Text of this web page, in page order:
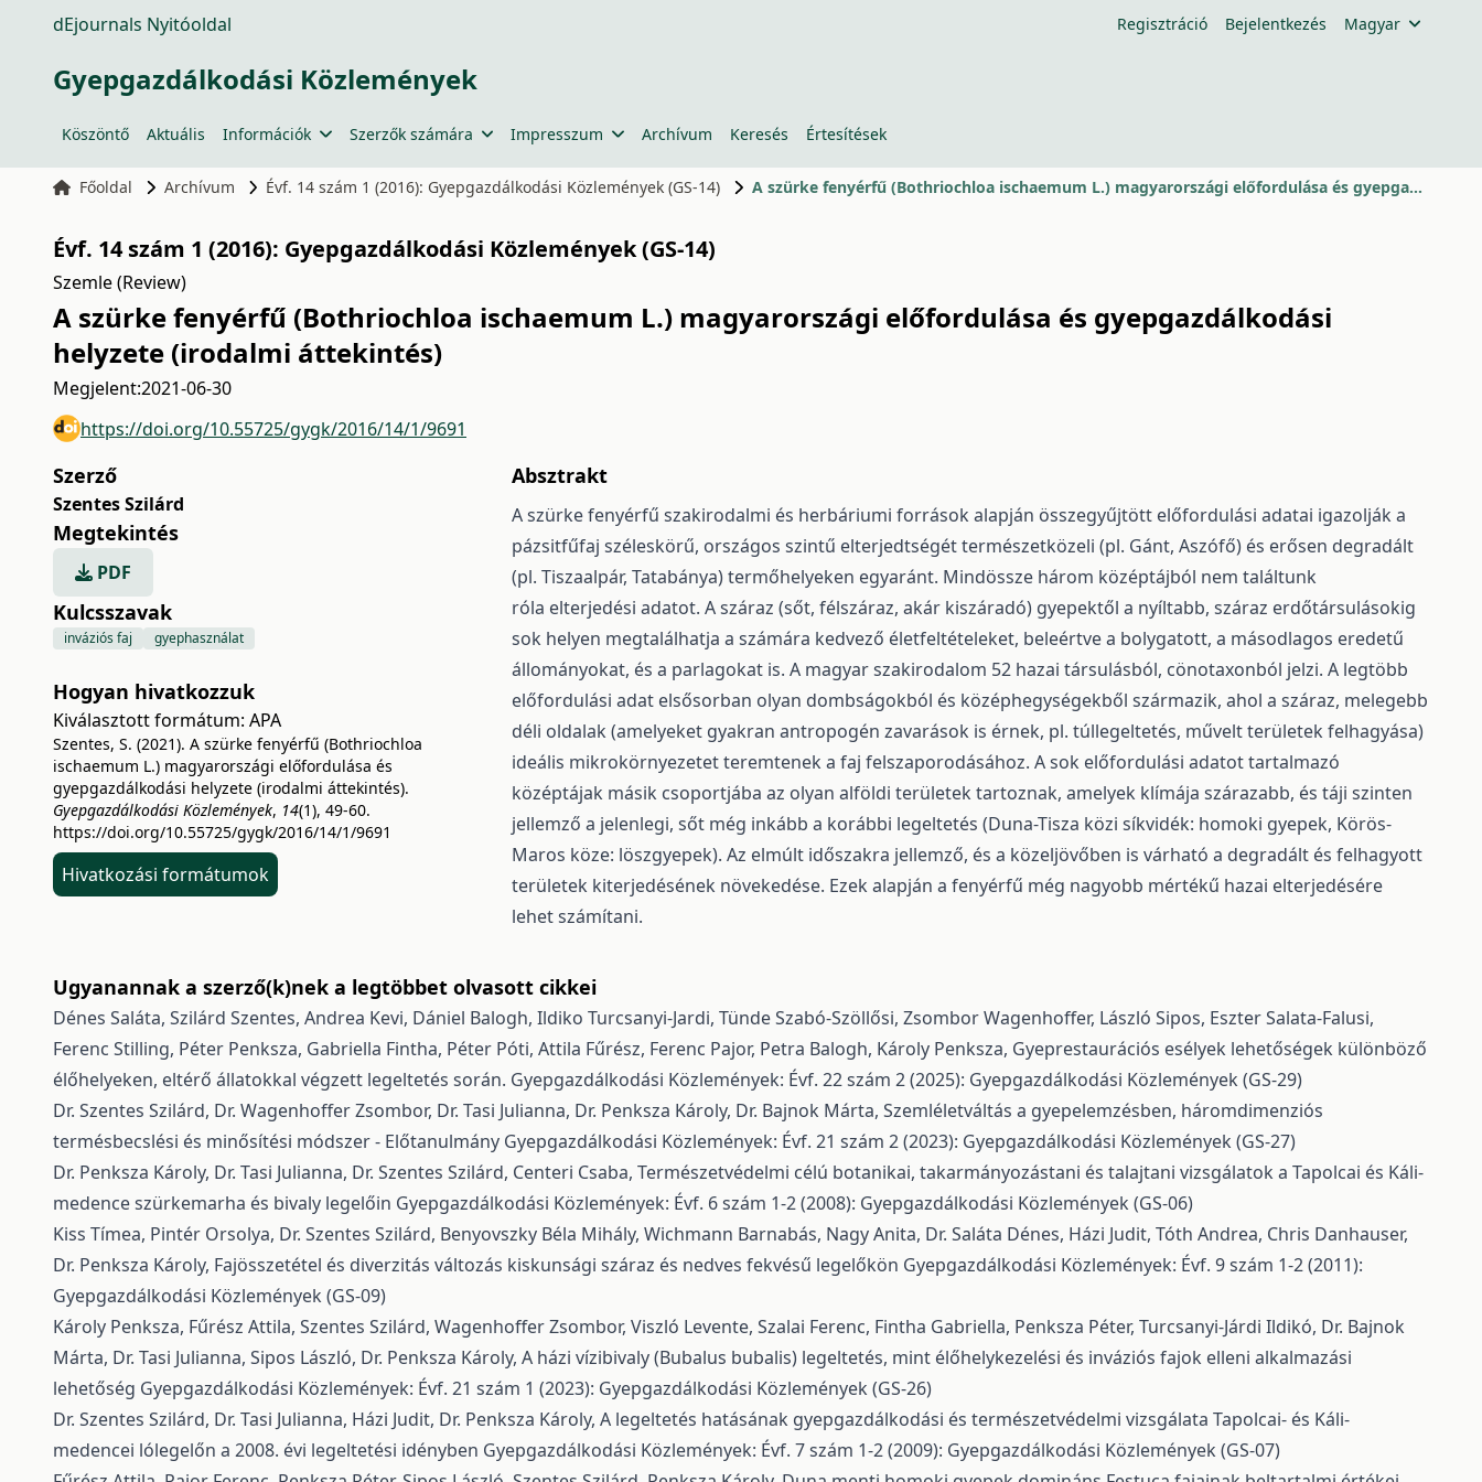
dEjournals Nyitóoldal Regisztráció Bejelentkezés Magyar
Gyepgazdálkodási Közlemények
Köszöntő Aktuális Információk Szerzők számára Impresszum Archívum Keresés Értesítések
Főoldal Archívum Évf. 14 szám 1 (2016): Gyepgazdálkodási Közlemények (GS-14) A szürke fenyérfű (Bothriochloa ischaemum L.) magyarországi előfordulása és gyepgazdálkodási helyzete (irodalmi áttekintés)
Évf. 14 szám 1 (2016): Gyepgazdálkodási Közlemények (GS-14)
Szemle (Review)
A szürke fenyérfű (Bothriochloa ischaemum L.) magyarországi előfordulása és gyepgazdálkodási
helyzete (irodalmi áttekintés)
Megjelent:2021-06-30
https://doi.org/10.55725/gygk/2016/14/1/9691
Szerző
Szentes Szilárd
Megtekintés
PDF
Kulcsszavak
inváziós faj gyephasználat
Hogyan hivatkozzuk
Kiválasztott formátum: APA
Szentes, S. (2021). A szürke fenyérfű (Bothriochloa
ischaemum L.) magyarországi előfordulása és
gyepgazdálkodási helyzete (irodalmi áttekintés).
Gyepgazdálkodási Közlemények, 14(1), 49-60.
https://doi.org/10.55725/gygk/2016/14/1/9691
Hivatkozási formátumok
Absztrakt
A szürke fenyérfű szakirodalmi és herbáriumi források alapján összegyűjtött előfordulási adatai igazolják a
pázsitfűfaj széleskörű, országos szintű elterjedtségét természetközeli (pl. Gánt, Aszófő) és erősen degradált
(pl. Tiszaalpár, Tatabánya) termőhelyeken egyaránt. Mindössze három középtájból nem találtunk
róla elterjedési adatot. A száraz (sőt, félszáraz, akár kiszáradó) gyepektől a nyíltabb, száraz erdőtársulásokig
sok helyen megtalálhatja a számára kedvező életfeltételeket, beleértve a bolygatott, a másodlagos eredetű
állományokat, és a parlagokat is. A magyar szakirodalom 52 hazai társulásból, cönotaxonból jelzi. A legtöbb
előfordulási adat elsősorban olyan dombságokból és középhegységekből származik, ahol a száraz, melegebb
déli oldalak (amelyeket gyakran antropogén zavarások is érnek, pl. túllegeltetés, művelt területek felhagyása)
ideális mikrokörnyezetet teremtenek a faj felszaporodásához. A sok előfordulási adatot tartalmazó
középtájak másik csoportjába az olyan alföldi területek tartoznak, amelyek klímája szárazabb, és táji szinten
jellemző a jelenlegi, sőt még inkább a korábbi legeltetés (Duna-Tisza közi síkvidék: homoki gyepek, Körös-
Maros köze: löszgyepek). Az elmúlt időszakra jellemző, és a közeljövőben is várható a degradált és felhagyott
területek kiterjedésének növekedése. Ezek alapján a fenyérfű még nagyobb mértékű hazai elterjedésére
lehet számítani.
Ugyanannak a szerző(k)nek a legtöbbet olvasott cikkei
Dénes Saláta, Szilárd Szentes, Andrea Kevi, Dániel Balogh, Ildiko Turcsanyi-Jardi, Tünde Szabó-Szöllősi, Zsombor Wagenhoffer, László Sipos, Eszter Salata-Falusi,
Ferenc Stilling, Péter Penksza, Gabriella Fintha, Péter Póti, Attila Fűrész, Ferenc Pajor, Petra Balogh, Károly Penksza, Gyeprestaurációs esélyek lehetőségek különböző
élőhelyeken, eltérő állatokkal végzett legeltetés során. Gyepgazdálkodási Közlemények: Évf. 22 szám 2 (2025): Gyepgazdálkodási Közlemények (GS-29)
Dr. Szentes Szilárd, Dr. Wagenhoffer Zsombor, Dr. Tasi Julianna, Dr. Penksza Károly, Dr. Bajnok Márta, Szemléletváltás a gyepelemzésben, háromdimenziós
termésbecslési és minősítési módszer - Előtanulmány Gyepgazdálkodási Közlemények: Évf. 21 szám 2 (2023): Gyepgazdálkodási Közlemények (GS-27)
Dr. Penksza Károly, Dr. Tasi Julianna, Dr. Szentes Szilárd, Centeri Csaba, Természetvédelmi célú botanikai, takarmányozástani és talajtani vizsgálatok a Tapolcai és Káli-
medence szürkemarha és bivaly legelőin Gyepgazdálkodási Közlemények: Évf. 6 szám 1-2 (2008): Gyepgazdálkodási Közlemények (GS-06)
Kiss Tímea, Pintér Orsolya, Dr. Szentes Szilárd, Benyovszky Béla Mihály, Wichmann Barnabás, Nagy Anita, Dr. Saláta Dénes, Házi Judit, Tóth Andrea, Chris Danhauser,
Dr. Penksza Károly, Fajösszetétel és diverzitás változás kiskunsági száraz és nedves fekvésű legelőkön Gyepgazdálkodási Közlemények: Évf. 9 szám 1-2 (2011):
Gyepgazdálkodási Közlemények (GS-09)
Károly Penksza, Fűrész Attila, Szentes Szilárd, Wagenhoffer Zsombor, Viszló Levente, Szalai Ferenc, Fintha Gabriella, Penksza Péter, Turcsanyi-Járdi Ildikó, Dr. Bajnok
Márta, Dr. Tasi Julianna, Sipos László, Dr. Penksza Károly, A házi vízibivaly (Bubalus bubalis) legeltetés, mint élőhelykezelési és inváziós fajok elleni alkalmazási
lehetőség Gyepgazdálkodási Közlemények: Évf. 21 szám 1 (2023): Gyepgazdálkodási Közlemények (GS-26)
Dr. Szentes Szilárd, Dr. Tasi Julianna, Házi Judit, Dr. Penksza Károly, A legeltetés hatásának gyepgazdálkodási és természetvédelmi vizsgálata Tapolcai- és Káli-
medencei lólegelőn a 2008. évi legeltetési idényben Gyepgazdálkodási Közlemények: Évf. 7 szám 1-2 (2009): Gyepgazdálkodási Közlemények (GS-07)